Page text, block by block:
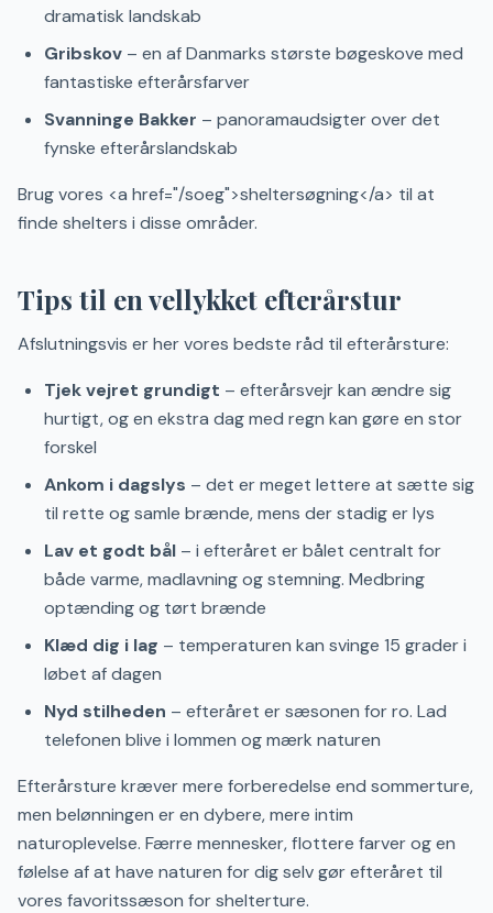
dramatisk landskab
Gribskov – en af Danmarks største bøgeskove med
fantastiske efterårsfarver
Svanninge Bakker – panoramaudsigter over det
fynske efterårslandskab
Brug vores <a href="/soeg">sheltersøgning</a> til at
finde shelters i disse områder.
Tips til en vellykket efterårstur
Afslutningsvis er her vores bedste råd til efterårsture:
Tjek vejret grundigt – efterårsvejr kan ændre sig
hurtigt, og en ekstra dag med regn kan gøre en stor
forskel
Ankom i dagslys – det er meget lettere at sætte sig
til rette og samle brænde, mens der stadig er lys
Lav et godt bål – i efteråret er bålet centralt for
både varme, madlavning og stemning. Medbring
optænding og tørt brænde
Klæd dig i lag – temperaturen kan svinge 15 grader i
løbet af dagen
Nyd stilheden – efteråret er sæsonen for ro. Lad
telefonen blive i lommen og mærk naturen
Efterårsture kræver mere forberedelse end sommerture,
men belønningen er en dybere, mere intim
naturoplevelse. Færre mennesker, flottere farver og en
følelse af at have naturen for dig selv gør efteråret til
vores favoritssæson for shelterture.